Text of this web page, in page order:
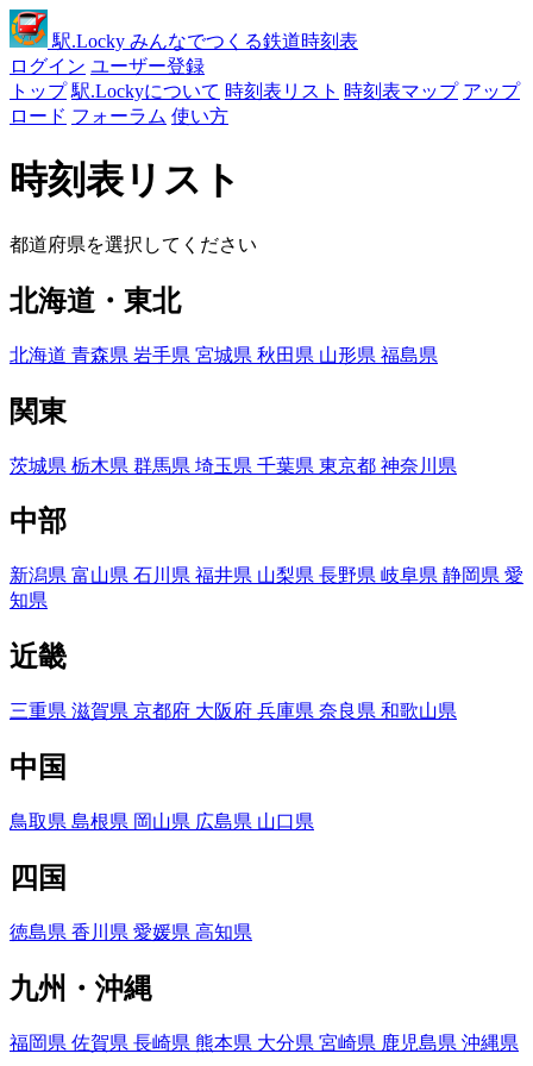
駅.Locky みんなでつくる鉄道時刻表
ログイン ユーザー登録
トップ 駅.Lockyについて 時刻表リスト 時刻表マップ アップ
ロード フォーラム 使い方
時刻表リスト
都道府県を選択してください
北海道・東北
北海道 青森県 岩手県 宮城県 秋田県 山形県 福島県
関東
茨城県 栃木県 群馬県 埼玉県 千葉県 東京都 神奈川県
中部
新潟県 富山県 石川県 福井県 山梨県 長野県 岐阜県 静岡県 愛
知県
近畿
三重県 滋賀県 京都府 大阪府 兵庫県 奈良県 和歌山県
中国
鳥取県 島根県 岡山県 広島県 山口県
四国
徳島県 香川県 愛媛県 高知県
九州・沖縄
福岡県 佐賀県 長崎県 熊本県 大分県 宮崎県 鹿児島県 沖縄県